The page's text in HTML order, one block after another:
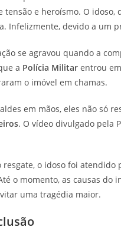
tensão e heroísmo. O idoso,
Infelizmente, devido a um
se agravou quando a
a Polícia Militar entrou
o imóvel em chamas.
em mãos, eles não só
. O vídeo divulgado pela
resgate, o idoso foi
o momento, as causas
uma tragédia maior.